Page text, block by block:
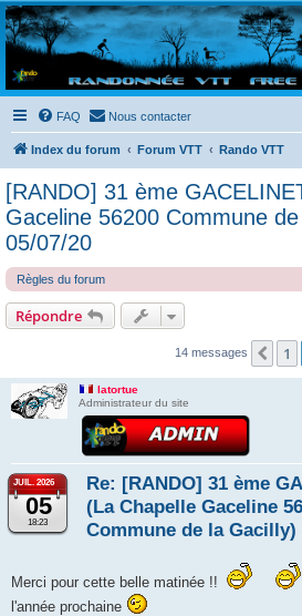
Randovttfree.fr
Bienvenue sur le site des randos vtt et pédestre de
et bonnes randos dans l'Ouest !
FAQ Nous contacter
Index du forum Forum VTT Rando VTT
[RANDO] 31 ème
Gaceline 56200 Commune
05/07/20
Règles du forum
Répondre
14 messages 1
latortue
Administrateur du site
JUIL. 2026
05
18:23
Re: [RANDO] 31 ème
(La Chapelle Gaceline
Commune de la Gacilly)
Merci pour cette belle matinée !!
l'année prochaine